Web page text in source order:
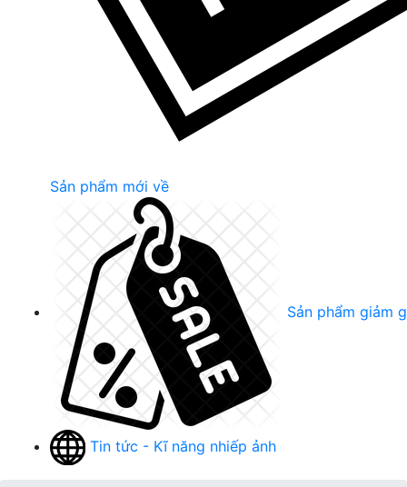
Sản phẩm mới về
Sản phẩm giảm
Tin tức - Kĩ năng nhiếp ảnh